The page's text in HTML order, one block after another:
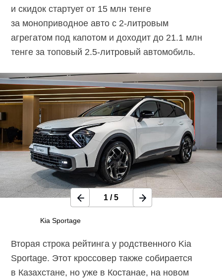
и скидок стартует от 15 млн тенге
за моноприводное авто с 2-литровым
агрегатом под капотом и доходит до 21.1 млн
тенге за топовый 2.5-литровый автомобиль.
Kia Sportage
1 /5
Вторая строка рейтинга у родственного Kia
Sportage. Этот кроссовер также собирается
в Казахстане, но уже в Костанае, на новом